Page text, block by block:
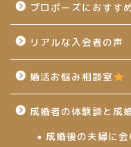
プロポーズにおすす
リアルな入会者の声
婚活お悩み相談室
成婚者の体験談と成
成婚後の夫婦に